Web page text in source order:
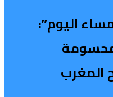
اليوم”:
المغرب